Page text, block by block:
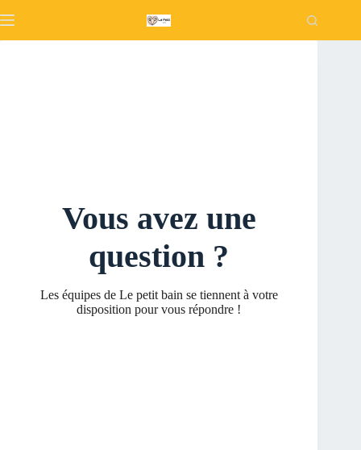
au
Vous avez une
question ?
Les équipes de Le petit bain se tiennent à votre
disposition pour vous répondre !